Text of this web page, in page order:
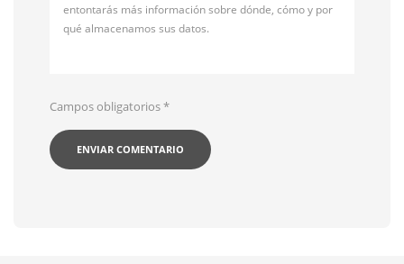
entontarás más información sobre dónde, cómo y por
qué almacenamos sus datos.
Campos obligatorios*